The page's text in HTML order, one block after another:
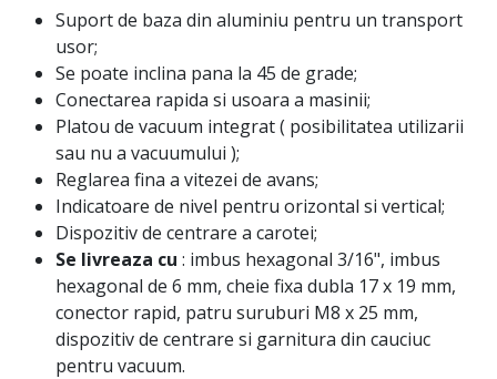
Suport de baza din aluminiu pentru un transport
usor;
Se poate inclina pana la 45 de grade;
Conectarea rapida si usoara a masinii;
Platou de vacuum integrat ( posibilitatea utilizarii
sau nu a vacuumului );
Reglarea fina a vitezei de avans;
Indicatoare de nivel pentru orizontal si vertical;
Dispozitiv de centrare a carotei;
Se livreaza cu : imbus hexagonal 3/16", imbus
hexagonal de 6 mm, cheie fixa dubla 17 x 19 mm,
conector rapid, patru suruburi M8 x 25 mm,
dispozitiv de centrare si garnitura din cauciuc
pentru vacuum.